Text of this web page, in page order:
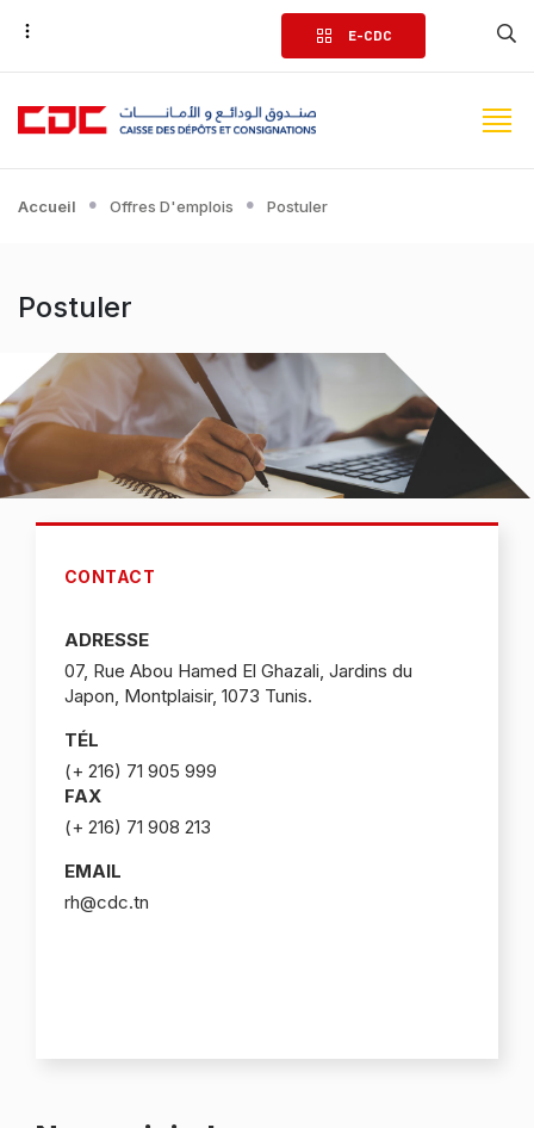
Aller
contenu
principal
E-CDC
Accueil Offres D'emplois Postuler
Postuler
CONTACT
ADRESSE
07, Rue Abou Hamed El Ghazali, Jardins du
Japon, Montplaisir, 1073 Tunis.
TÉL
(+ 216) 71 905 999
FAX
(+ 216) 71 908 213
EMAIL
rh@cdc.tn